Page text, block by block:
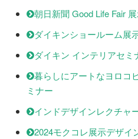
朝日新聞 Good Life Fair
ダイキンショールーム展
ダイキン インテリアセミ
暮らしにアートなヨロコ
ミナー
インドデザインレクチャ
2024モクコレ展示デザイ